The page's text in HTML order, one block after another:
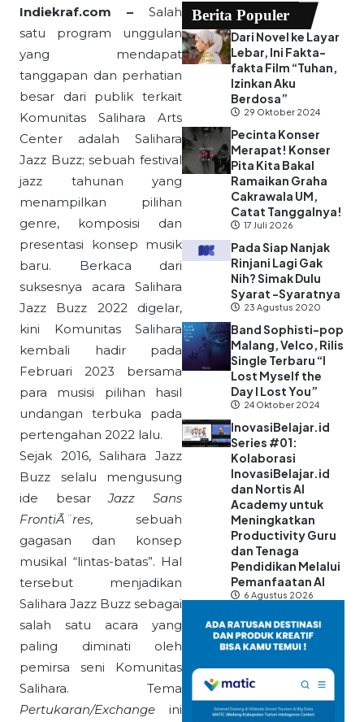
Indiekraf.com – Salah
satu program unggulan
yang mendapat
tanggapan dan perhatian
besar dari publik terkait
Komunitas Salihara Arts
Center adalah Salihara
Jazz Buzz; sebuah festival
jazz tahunan yang
menampilkan pilihan
genre, komposisi dan
presentasi konsep musik
baru. Berkaca dari
suksesnya acara Salihara
Jazz Buzz 2022 digelar,
kini Komunitas Salihara
kembali hadir pada
Februari 2023 bersama
para musisi pilihan hasil
undangan terbuka pada
pertengahan 2022 lalu.
Sejak 2016, Salihara Jazz
Buzz selalu mengusung
ide besarJazz Sans
FrontiÃ¨res, sebuah
gagasan dan konsep
musikal “lintas-batas”. Hal
tersebut menjadikan
Salihara Jazz Buzz sebagai
salah satu acara yang
paling diminati oleh
pemirsa seni Komunitas
Salihara. Tema
Pertukaran/Exchange ini
Berita Populer
Dari Novel ke Layar
Lebar, Ini Fakta-
fakta Film “Tuhan,
Izinkan Aku
Berdosa”
29 Oktober 2024
Pecinta Konser
Merapat! Konser
Pita Kita Bakal
Ramaikan Graha
Cakrawala UM,
Catat Tanggalnya!
17 Juli 2026
Pada Siap Nanjak
Rinjani Lagi Gak
Nih? Simak Dulu
Syarat -Syaratnya
23 Agustus 2020
Band Sophisti-pop
Malang, Velco, Rilis
Single Terbaru “I
Lost Myself the
Day I Lost You”
24 Oktober 2024
InovasiBelajar.id
Series #01:
Kolaborasi
InovasiBelajar.id
dan Nortis AI
Academy untuk
Meningkatkan
Productivity Guru
dan Tenaga
Pendidikan Melalui
Pemanfaatan AI
6 Agustus 2026